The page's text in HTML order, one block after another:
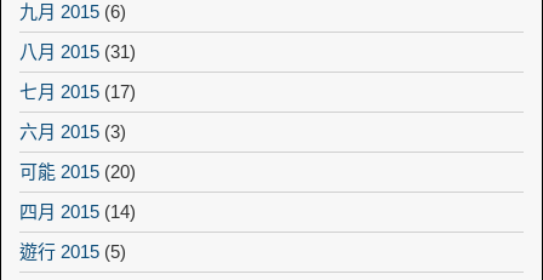
九月 2015 (6)
八月 2015 (31)
七月 2015 (17)
六月 2015 (3)
可能 2015 (20)
四月 2015 (14)
遊行 2015 (5)